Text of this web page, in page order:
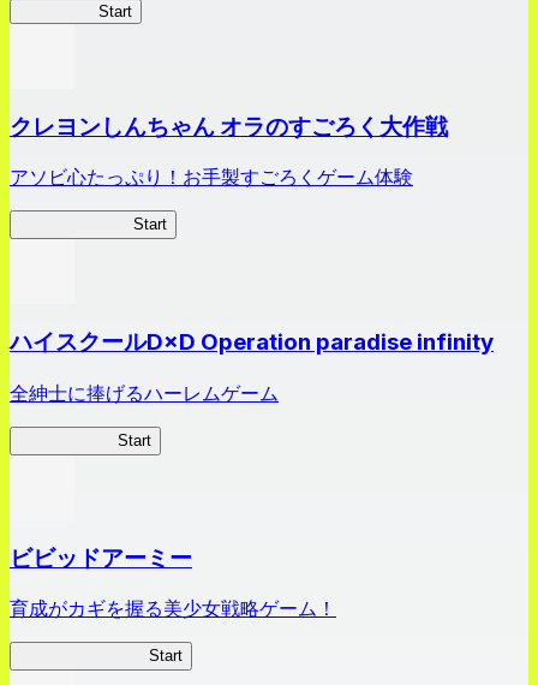
Start
クレヨンしんちゃん オラのすごろく大作戦
アソビ心たっぷり！お手製すごろくゲーム体験
Start
ハイスクールD×D Operation paradise infinity
全紳士に捧げるハーレムゲーム
Start
ビビッドアーミー
育成がカギを握る美少女戦略ゲーム！
Start